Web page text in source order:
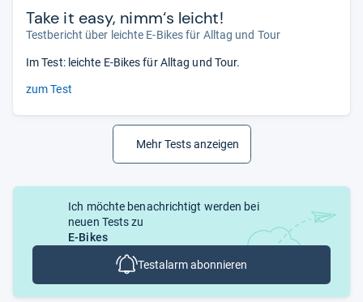
Take it easy, nimm‘s leicht!
Testbericht über leichte E-Bikes für Alltag und Tour
Im Test: leichte E-Bikes für Alltag und Tour.
zum Test
Mehr Tests anzeigen
Ich möchte benachrichtigt werden bei
neuen Tests zu
E-Bikes
Testalarm abonnieren